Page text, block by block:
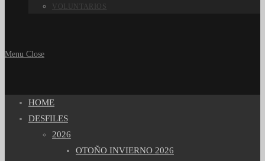
VOLUNTARIOS
Menu Close
HOME
DESFILES
2026
OTOÑO INVIERNO 2026